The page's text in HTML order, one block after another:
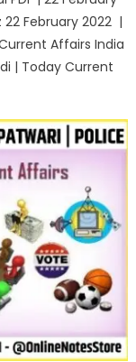
22 February 2022 |
Affairs India
| Today Current